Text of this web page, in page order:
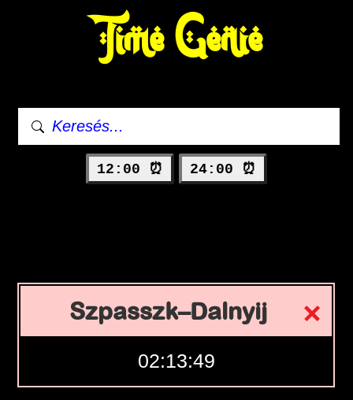
Time Genie
12:00 ⏰ 24:00 ⏰
Szpasszk–Dalnyij
02:13:50